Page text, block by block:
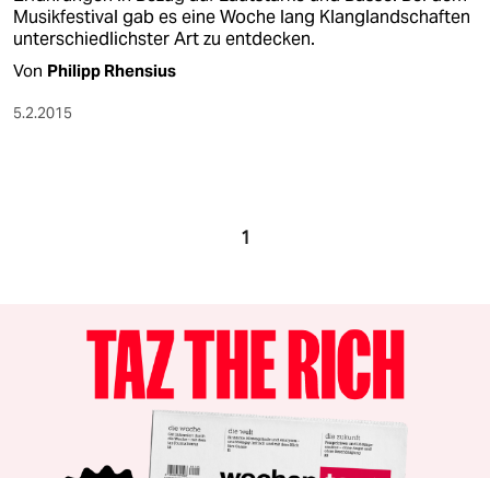
Musikfestival gab es eine Woche lang Klanglandschaften
unterschiedlichster Art zu entdecken.
Von Philipp Rhensius
5.2.2015
1